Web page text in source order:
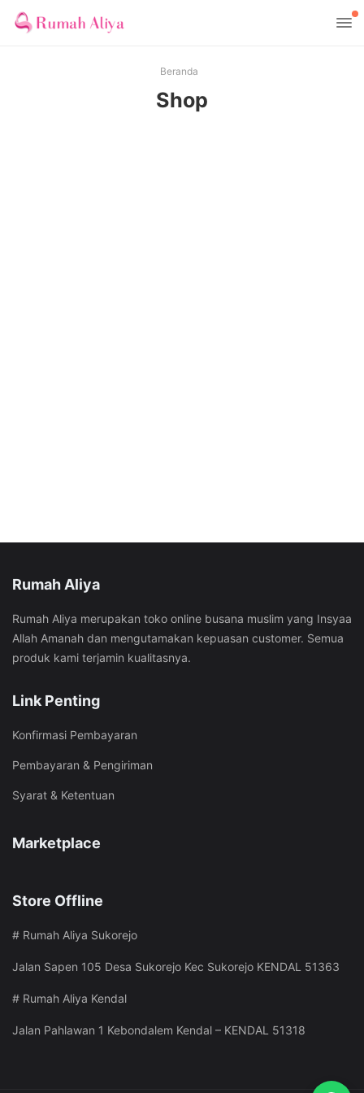
Beranda
Shop
Rumah Aliya
Rumah Aliya merupakan toko online busana muslim yang Insyaa
Allah Amanah dan mengutamakan kepuasan customer. Semua
produk kami terjamin kualitasnya.
Link Penting
Konfirmasi Pembayaran
Pembayaran & Pengiriman
Syarat & Ketentuan
Marketplace
Store Offline
# Rumah Aliya Sukorejo
Jalan Sapen 105 Desa Sukorejo Kec Sukorejo KENDAL 51363
# Rumah Aliya Kendal
Jalan Pahlawan 1 Kebondalem Kendal – KENDAL 51318